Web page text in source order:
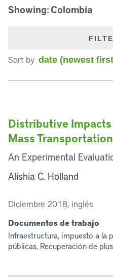
Showing: Colombia
Sort by
Distributive
Mass
An Experimental
Alishia C. Holland
Diciembre 2018, inglés
Documentos de trabajo
Infraestructura, impuesto a la
públicas, Recuperación de